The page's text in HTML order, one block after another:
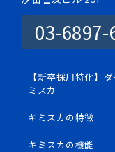
03-6897-
【新卒採用特化】
ミスカ
キミスカの特徴
キミスカの機能